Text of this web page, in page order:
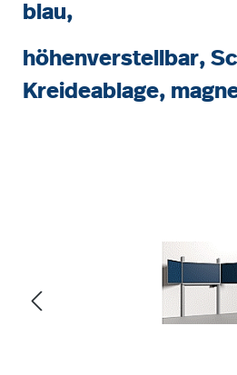
blau,
höhenverstellbar,
Kreideablage,